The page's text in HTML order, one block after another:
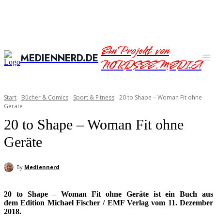
MEDIENNERD.DEEin Projekt von
NORDSEE.MEDIA
Start Bücher & Comics Sport & Fitness 20 to Shape – Woman Fit ohne
Geräte
20 to Shape – Woman Fit ohne
Geräte
By Mediennerd
20 to Shape – Woman Fit ohne Geräte ist ein Buch aus
dem Edition Michael Fischer / EMF Verlag vom 11. Dezember
2018.